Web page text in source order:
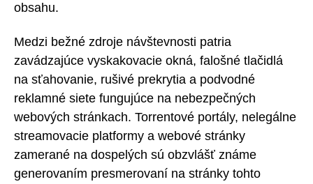
obsahu.
Medzi bežné zdroje návštevnosti patria
zavádzajúce vyskakovacie okná, falošné tlačidlá
na sťahovanie, rušivé prekrytia a podvodné
reklamné siete fungujúce na nebezpečných
webových stránkach. Torrentové portály, nelegálne
streamovacie platformy a webové stránky
zamerané na dospelých sú obzvlášť známe
generovaním presmerovaní na stránky tohto